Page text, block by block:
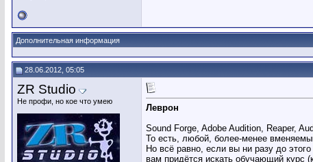
Дополнительная информация
28.06.2012, 05:05
ZR Studio
Не профи, но кое что умею
Леврон
Sound Forge, Adobe Audition, Reaper,
То есть, любой, более-менее
Но всё равно, если вы ни разу до
вам придётся искать обучающий курс